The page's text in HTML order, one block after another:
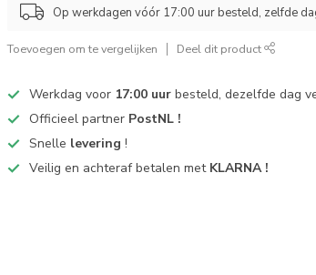
Op werkdagen vóór 17:00 uur besteld, zelfde
Toevoegen om te vergelijken Deel dit product
Werkdag voor 17:00 uur besteld, dezelfde dag
Officieel partner PostNL !
Snelle levering !
Veilig en achteraf betalen met KLARNA !